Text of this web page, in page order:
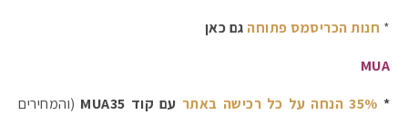
* חנות הכריסמס פתוחה גם כאן
MUA
* 35% הנחה על כל רכישה באתר עם קוד MUA35
(והמחירים